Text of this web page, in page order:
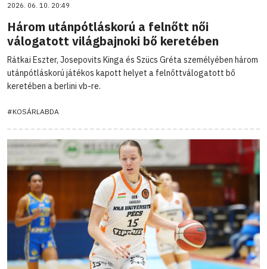
2026. 06. 10. 20:49
Három utánpótláskorú a felnőtt női
válogatott világbajnoki bő keretében
Rátkai Eszter, Josepovits Kinga és Szücs Gréta személyében három
utánpótláskorú játékos kapott helyet a felnőttválogatott bő
keretében a berlini vb-re.
#KOSÁRLABDA